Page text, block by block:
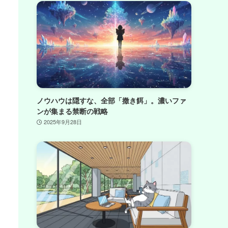
ノウハウは隠すな、全部「撒き餌」。濃いファ
ンが集まる禁断の戦略
2025年9月28日